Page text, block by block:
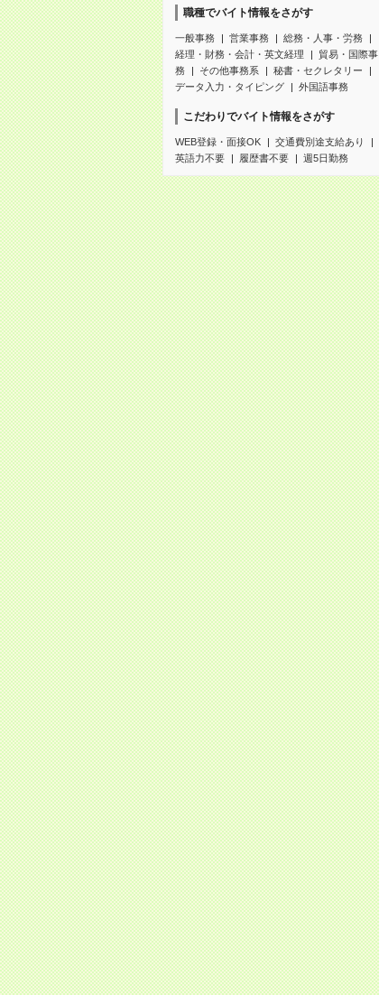
職種でバイト情報をさがす
一般事務 営業事務
総務・人事・労務
経理・財務・会計・英文経理
貿易・国際事
務
その他事務系
秘書・セクレタリー
データ入力・タイピング
外国語事務
こだわりでバイト情報をさがす
WEB登録・面接OK
交通費別途支給あり
英語力不要
履歴書不要 週5日勤務